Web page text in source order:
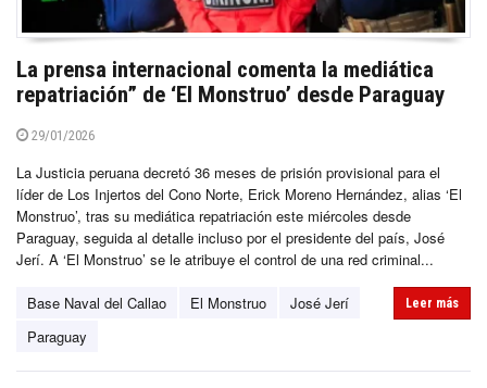
La prensa internacional comenta la mediática
repatriación” de ‘El Monstruo’ desde Paraguay
29/01/2026
La Justicia peruana decretó 36 meses de prisión provisional para el
líder de Los Injertos del Cono Norte, Erick Moreno Hernández, alias ‘El
Monstruo’, tras su mediática repatriación este miércoles desde
Paraguay, seguida al detalle incluso por el presidente del país, José
Jerí. A ‘El Monstruo’ se le atribuye el control de una red criminal...
Base Naval del Callao El Monstruo
José Jerí
Paraguay
Leer más